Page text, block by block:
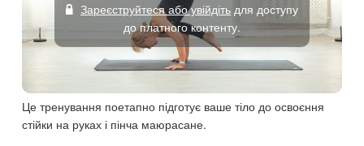
Зареєструйтеся або увійдітьдля доступу
до платного контенту.
Це тренування поетапно підготує ваше тіло до освоєння
стійки на руках і пінча маюрасане.